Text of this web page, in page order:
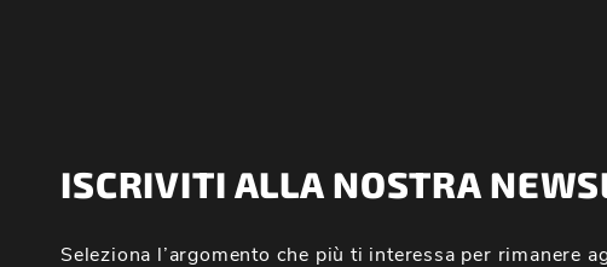
ISCRIVITI ALLA NOSTRA
Seleziona l’argomento che più ti interessa per rimanere